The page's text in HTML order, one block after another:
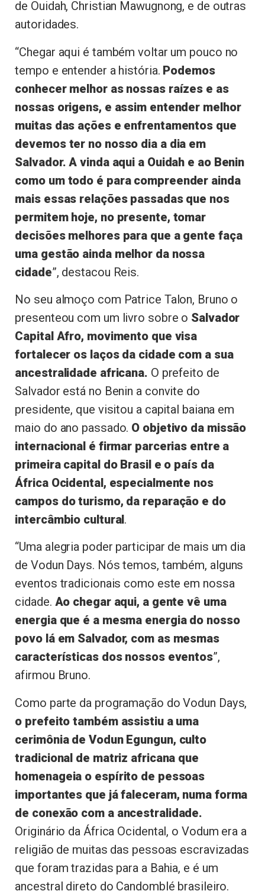
de Ouidah, Christian Mawugnong, e de outras
autoridades.
“Chegar aqui é também voltar um pouco no
tempo e entender a história. Podemos
conhecer melhor as nossas raízes e as
nossas origens, e assim entender melhor
muitas das ações e enfrentamentos que
devemos ter no nosso dia a dia em
Salvador. A vinda aqui a Ouidah e ao Benin
como um todo é para compreender ainda
mais essas relações passadas que nos
permitem hoje, no presente, tomar
decisões melhores para que a gente faça
uma gestão ainda melhor da nossa
cidade”, destacou Reis.
No seu almoço com Patrice Talon, Bruno o
presenteou com um livro sobre o Salvador
Capital Afro, movimento que visa
fortalecer os laços da cidade com a sua
ancestralidade africana. O prefeito de
Salvador está no Benin a convite do
presidente, que visitou a capital baiana em
maio do ano passado. O objetivo da missão
internacional é firmar parcerias entre a
primeira capital do Brasil e o país da
África Ocidental, especialmente nos
campos do turismo, da reparação e do
intercâmbio cultural.
“Uma alegria poder participar de mais um dia
de Vodun Days. Nós temos, também, alguns
eventos tradicionais como este em nossa
cidade. Ao chegar aqui, a gente vê uma
energia que é a mesma energia do nosso
povo lá em Salvador, com as mesmas
características dos nossos eventos”,
afirmou Bruno.
Como parte da programação do Vodun Days,
o prefeito também assistiu a uma
cerimônia de Vodun Egungun, culto
tradicional de matriz africana que
homenageia o espírito de pessoas
importantes que já faleceram, numa forma
de conexão com a ancestralidade.
Originário da África Ocidental, o Vodum era a
religião de muitas das pessoas escravizadas
que foram trazidas para a Bahia, e é um
ancestral direto do Candomblé brasileiro.